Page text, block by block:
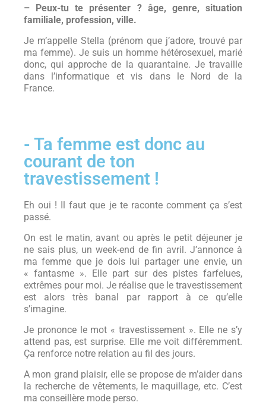
– Peux-tu te présenter ? âge, genre, situation
familiale, profession, ville.
Je m’appelle Stella (prénom que j’adore, trouvé par
ma femme). Je suis un homme hétérosexuel, marié
donc, qui approche de la quarantaine. Je travaille
dans l’informatique et vis dans le Nord de la
France.
- Ta femme est donc au
courant de ton
travestissement !
Eh oui ! Il faut que je te raconte comment ça s’est
passé.
On est le matin, avant ou après le petit déjeuner je
ne sais plus, un week-end de fin avril. J’annonce à
ma femme que je dois lui partager une envie, un
« fantasme ». Elle part sur des pistes farfelues,
extrêmes pour moi. Je réalise que le travestissement
est alors très banal par rapport à ce qu’elle
s’imagine.
Je prononce le mot « travestissement ». Elle ne s’y
attend pas, est surprise. Elle me voit différemment.
Ça renforce notre relation au fil des jours.
A mon grand plaisir, elle se propose de m’aider dans
la recherche de vêtements, le maquillage, etc. C’est
ma conseillère mode perso.